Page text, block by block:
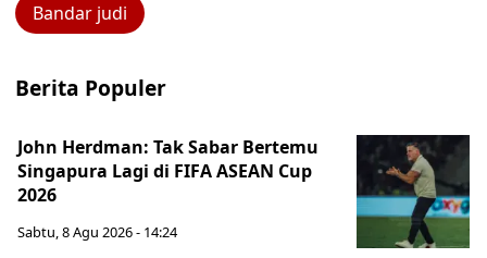
Bandar judi
Berita Populer
John Herdman: Tak Sabar Bertemu
Singapura Lagi di FIFA ASEAN Cup
2026
Sabtu, 8 Agu 2026 - 14:24